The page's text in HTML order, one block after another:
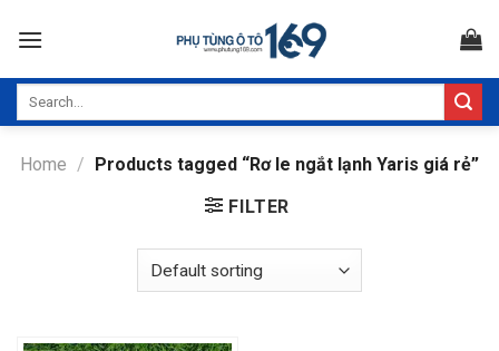
Home / Products tagged “Rơ le ngắt lạnh Yaris giá rẻ”
FILTER